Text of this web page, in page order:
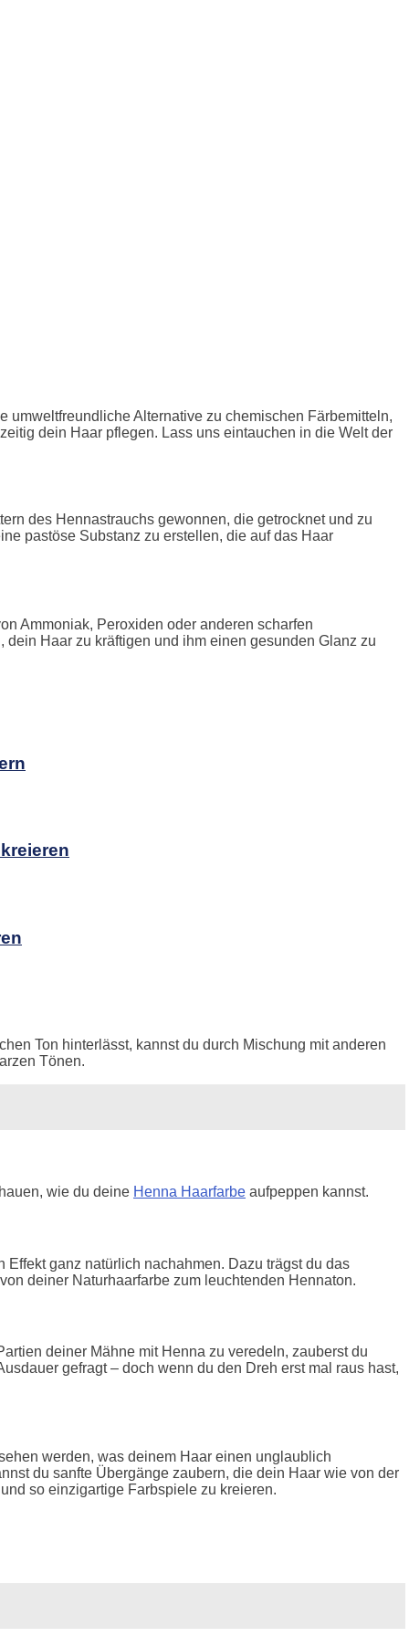
Alternative zu chemischen Färbemitteln,
dein Haar pflegen. Lass uns eintauchen in die Welt der
des Hennastrauchs gewonnen, die getrocknet und zu
pastöse Substanz zu erstellen, die auf das Haar
Ammoniak, Peroxiden oder anderen scharfen
dein Haar zu kräftigen und ihm einen gesunden Glanz zu
Ton hinterlässt, kannst du durch Mischung mit anderen
Tönen.
wie du deine Henna Haarfarbe aufpeppen kannst.
ganz natürlich nachahmen. Dazu trägst du das
deiner Naturhaarfarbe zum leuchtenden Hennaton.
deiner Mähne mit Henna zu veredeln, zauberst du
gefragt – doch wenn du den Dreh erst mal raus hast,
werden, was deinem Haar einen unglaublich
du sanfte Übergänge zaubern, die dein Haar wie von der
so einzigartige Farbspiele zu kreieren.